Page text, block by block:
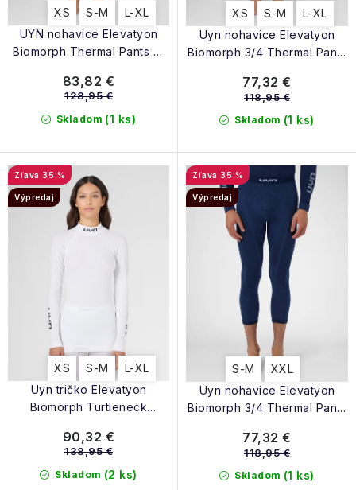
o
v
UYN nohavice Elevatyon
Biomorph Thermal Pants W
XS S-M L-XL
Skladom (1 ks)
83,82 €
128,95 €
Uyn nohavice Elevatyon
Biomorph 3/4 Thermal Pants
XS S-M L-XL
Skladom (1 ks)
77,32 €
118,95 €
Uyn tričko Elevatyon
Biomorph Turtleneck
35 %
Výpredaj
XS S-M L-XL
Skladom (2 ks)
90,32 €
138,95 €
Uyn nohavice Elevatyon
Biomorph 3/4 Thermal Pants
35 %
Výpredaj
S-M XXL
Skladom (1 ks)
77,32 €
118,95 €